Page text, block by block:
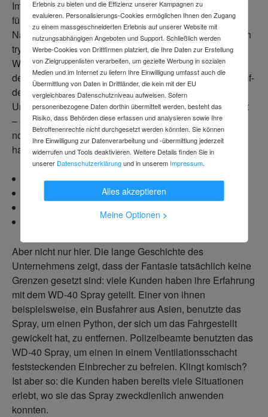
Im Jahr 1953 entwickelt, war das Produkt hauptsächlich
für die Wasserverdrängung konzipiert- daher auch der
Name, der für „Water Displacement perfected on the 40th
try“ steht (zu Deutsch: „im 40. Versuch perfektionierte
Wasserverdrängung“). Das WD-40 Spray tauchte so in
den späten 1950ern auf den Regalen von San Diego auf-
dem damaligen und heutigen Hauptsitz des
Unternehmens. Und auch wenn es sich nach viel anhört
– 40 Versuche – ist die Formel so gut, dass sie heute
noch Verwendung findet. Das WD-40 Spray ist
hauptsächlich anwendbar in
Werkstatt
Aber nicht nur hier. Die lange Geschichte des
Unternehmens zeigt, dass der Fantasie tatsächlich keine
Grenzen gesetzt sind: viele Kunden haben ihre Erfahrung
mit dem WD-40 Spray geteilt. Einer von ihnen
beispielsweise, ein Busfahrer aus Asien, benutzte das
Spray, um einen Python, der sich um das Fahrgestellt
gewickelt hat, zu entfernen. Polizeibeamte benutzten das
WD-40 Spray, um einen in einem Ventilationsschacht
feststeckenden Einbrecher zu befreien. Klingt komisch?
Ist aber so: die Kunden haben bereits viele Situationen
erlebt, wo sie das Spray zweckdienlich anwenden
konnten.
Erlebnis zu bieten und die Effizienz unserer Kampagnen zu
evaluieren. Personalisierungs-Cookies ermöglichen Ihnen den Zugang
zu einem massgeschneiderten Erlebnis auf unserer Website mit
nutzungsabhängigen Angeboten und Support. Schließlich werden
Werbe-Cookies von Drittfirmen platziert, die Ihre Daten zur Erstellung
von Zielgruppenlisten verarbeiten, um gezielte Werbung in sozialen
Medien und im Internet zu liefern Ihre Einwilligung umfasst auch die
Übermittlung von Daten in Drittländer, die kein mit der EU
vergleichbares Datenschutzniveau aufweisen. Sofern
personenbezogene Daten dorthin übermittelt werden, besteht das
Risiko, dass Behörden diese erfassen und analysieren sowie Ihre
Betroffenenrechte nicht durchgesetzt werden könnten. Sie können
Ihre Einwilligung zur Datenverarbeitung und -übermittlung jederzeit
widerrufen und Tools deaktivieren. Weitere Details finden Sie in
unserer Datenschutzerklärungund in unserem Impressum.
Alles akzeptieren
Meine Optionen >